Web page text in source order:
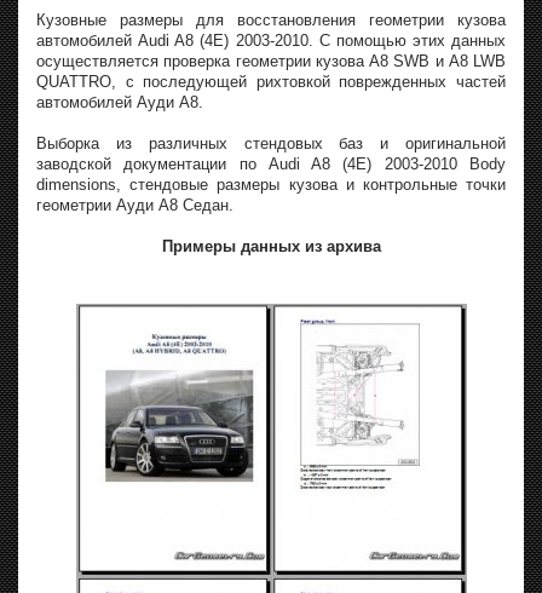
Кузовные размеры для восстановления геометрии кузова
автомобилей Audi A8 (4E) 2003-2010. С помощью этих данных
осуществляется проверка геометрии кузова A8 SWB и A8 LWB
QUATTRO, с последующей рихтовкой поврежденных частей
автомобилей Ауди А8.
Выборка из различных стендовых баз и оригинальной
заводской документации по Audi A8 (4E) 2003-2010 Body
dimensions, стендовые размеры кузова и контрольные точки
геометрии Ауди А8 Седан.
Примеры данных из архива